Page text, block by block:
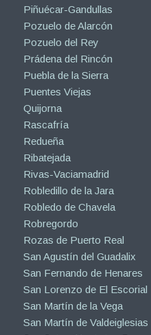
Piñuécar-Gandullas
Pozuelo de Alarcón
Pozuelo del Rey
Prádena del Rincón
Puebla de la Sierra
Puentes Viejas
Quijorna
Rascafría
Redueña
Ribatejada
Rivas-Vaciamadrid
Robledillo de la Jara
Robledo de Chavela
Robregordo
Rozas de Puerto Real
San Agustín del Guadalix
San Fernando de Henares
San Lorenzo de El Escorial
San Martín de la Vega
San Martín de Valdeiglesias